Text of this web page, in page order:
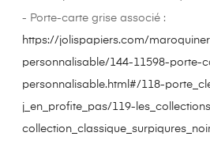
- Porte-carte grise associé :
https://jolispapiers.com/
personnalisable/144-11598-porte-
personnalisable.html#/118-
j_en_profite_pas/119-